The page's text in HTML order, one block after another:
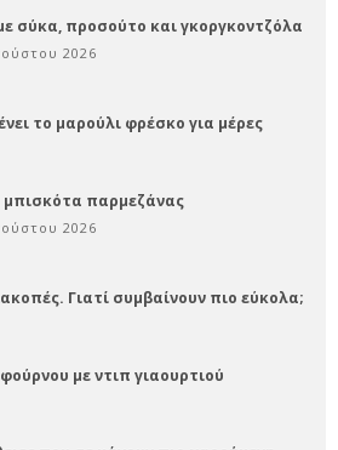
σύκα, προσούτο και γκοργκοντζόλα
2026
το μαρούλι φρέσκο για μέρες
παρμεζάνας
2026
Γιατί συμβαίνουν πιο εύκολα;
με ντιπ γιαουρτιού